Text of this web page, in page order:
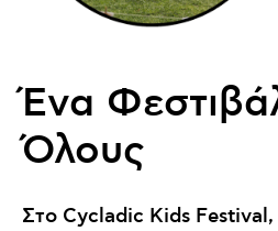
Ένα
Όλους
Στο Cycladic Kids Festival,